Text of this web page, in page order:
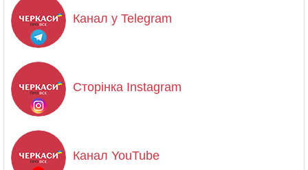
Канал у Telegram
Сторінка Instagram
Канал YouTube